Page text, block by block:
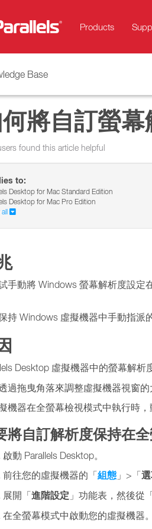
Products
Base
將自訂螢
found this article helpful
to:
Desktop for Mac Standard Edition
Desktop for Mac Pro Edition
手動將 Windows 螢幕解析度設定
持 Windows 虛擬機器中手動指派
Desktop 虛擬機器中的螢幕解析
過拖曳角落來調整虛擬機器視窗
機器在全螢幕檢視模式中執行時
將自訂解析度保持在全
啟動 Parallels Desktop。
前往您的虛擬機器的「組態 」>「
展開「進階設定 」功能表，然後從
在全螢幕模式中啟動您的虛擬機器。